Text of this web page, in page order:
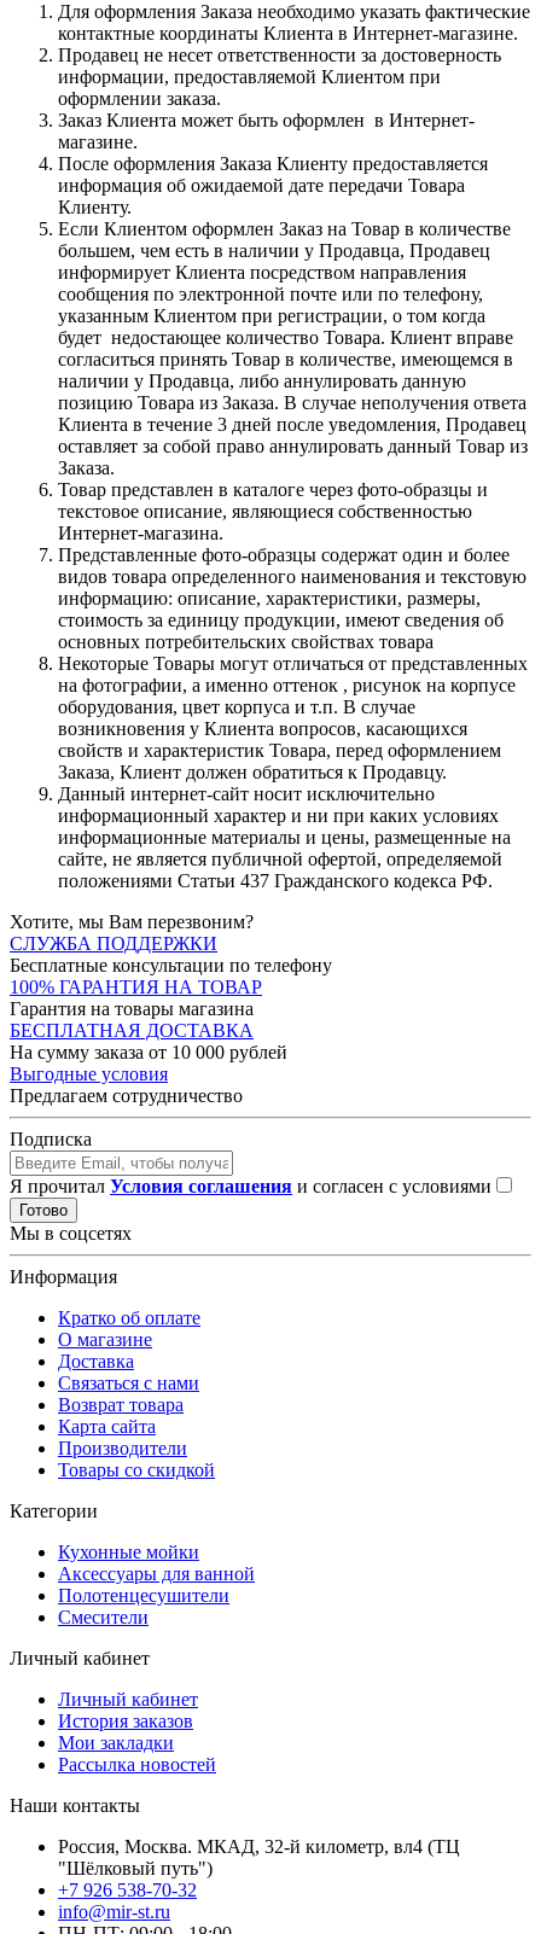
Для оформления Заказа необходимо указать фактические
контактные координаты Клиента в Интернет-магазине.
Продавец не несет ответственности за достоверность
информации, предоставляемой Клиентом при
оформлении заказа.
Заказ Клиента может быть оформлен в Интернет-
магазине.
После оформления Заказа Клиенту предоставляется
информация об ожидаемой дате передачи Товара
Клиенту.
Если Клиентом оформлен Заказ на Товар в количестве
большем, чем есть в наличии у Продавца, Продавец
информирует Клиента посредством направления
сообщения по электронной почте или по телефону,
указанным Клиентом при регистрации, о том когда
будет недостающее количество Товара. Клиент вправе
согласиться принять Товар в количестве, имеющемся в
наличии у Продавца, либо аннулировать данную
позицию Товара из Заказа. В случае неполучения ответа
Клиента в течение 3 дней после уведомления, Продавец
оставляет за собой право аннулировать данный Товар из
Заказа.
Товар представлен в каталоге через фото-образцы и
текстовое описание, являющиеся собственностью
Интернет-магазина.
Представленные фото-образцы содержат один и более
видов товара определенного наименования и текстовую
информацию: описание, характеристики, размеры,
стоимость за единицу продукции, имеют сведения об
основных потребительских свойствах товара
Некоторые Товары могут отличаться от представленных
на фотографии, а именно оттенок , рисунок на корпусе
оборудования, цвет корпуса и т.п. В случае
возникновения у Клиента вопросов, касающихся
свойств и характеристик Товара, перед оформлением
Заказа, Клиент должен обратиться к Продавцу.
Данный интернет-сайт носит исключительно
информационный характер и ни при каких условиях
информационные материалы и цены, размещенные на
сайте, не является публичной офертой, определяемой
положениями Статьи 437 Гражданского кодекса РФ.
Хотите, мы Вам перезвоним?
СЛУЖБА ПОДДЕРЖКИ
Бесплатные консультации по телефону
100% ГАРАНТИЯ НА ТОВАР
Гарантия на товары магазина
БЕСПЛАТНАЯ ДОСТАВКА
На сумму заказа от 10 000 рублей
Выгодные условия
Предлагаем сотрудничество
Подписка
Я прочитал Условия соглашения и согласен с условиями
Готово
Мы в соцсетях
Информация
Кратко об оплате
О магазине
Доставка
Связаться с нами
Возврат товара
Карта сайта
Производители
Товары со скидкой
Категории
Кухонные мойки
Аксессуары для ванной
Полотенцесушители
Смесители
Личный кабинет
Личный кабинет
История заказов
Мои закладки
Рассылка новостей
Наши контакты
Россия, Москва. МКАД, 32-й километр, вл4 (ТЦ
"Шёлковый путь")
+7 926 538-70-32
info@mir-st.ru